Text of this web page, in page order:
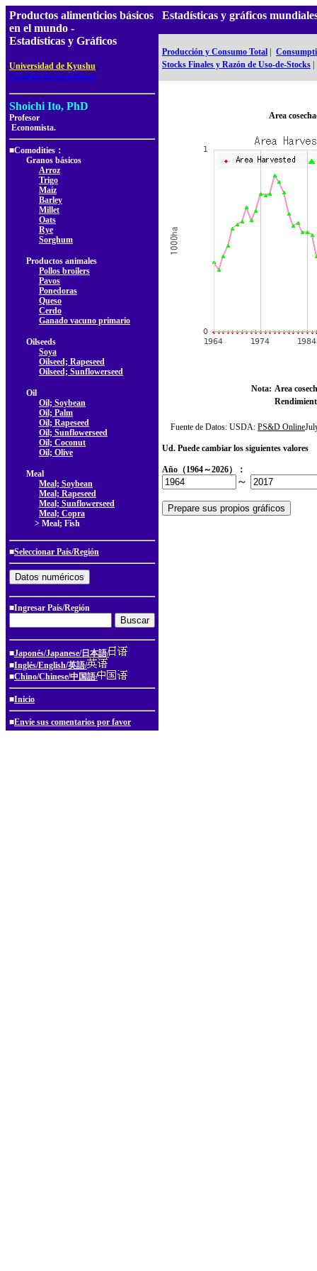
Productos alimenticios básicos
en el mundo -
Estadísticas y Gráficos
Universidad de Kyushu,
Facultad de Agricultura
Shoichi Ito, PhD
Profesor
Economista.
■Comodities：
Granos básicos
Arroz
Trigo
Maíz
Barley
Millet
Oats
Rye
Sorghum
Productos animales
Pollos broilers
Pavos
Ponedoras
Queso
Cerdo
Ganado vacuno primario
Oilseeds
Soya
Oilseed; Rapeseed
Oilseed; Sunflowerseed
Oil
Oil; Soybean
Oil; Palm
Oil; Rapeseed
Oil; Sunflowerseed
Oil; Coconut
Oil; Olive
Meal
Meal; Soybean
Meal; Rapeseed
Meal; Sunflowerseed
Meal; Copra
> Meal; Fish
■Seleccionar País/Región
■Ingresar País/Región
■Japonés/Japanese/日本語/
■Inglés/English/英語/
■Chino/Chinese/中国語/
■Inicio
■Envíe sus comentarios por favor
Estadísticas y gráficos
Producción y Consumo Total
Stocks Finales y Razón de Uso-de-Stocks
Area
Nota: Area
Fuente de Datos: USDA: PS&D Online
Ud. Puede cambiar los siguientes valores
Año（1964～2026）：
～